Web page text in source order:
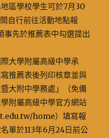
區學校學生可於7月30
自行前往活動地點報
事先於推薦表中勾選提出
大學附屬高級中學承
推薦表後列印核章並與
大附中學務處」（免備
附屬高級中學官方網站
home）填寫報
單於113年6月24日前公